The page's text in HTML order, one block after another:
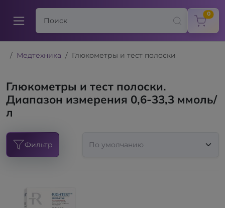
0
Медтехника Глюкометры и тест полоски
Глюкометры и тест полоски.
Диапазон измерения 0,6-33,3 ммоль/
л
Фильтр